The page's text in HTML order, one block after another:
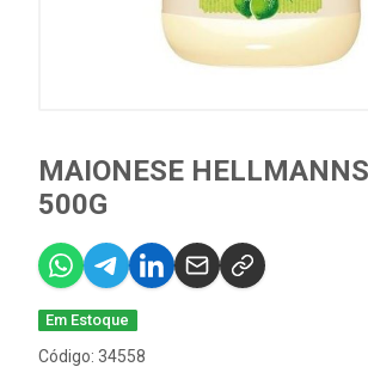
MAIONESE
500G
Em Estoque
Código: 34558